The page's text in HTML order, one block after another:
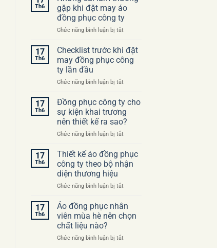
Th6
gặp khi đặt may áo
đồng phục công ty
Chức năng bình luận bị tắtở
sai
lầm
thường
khi
may
đồng
phục
công
17
Th6
Checklist trước khi đặt
may đồng phục công
ty lần đầu
Chức năng bình luận bị tắtở
trước
khi
đặt
may
đồng
công
ty
lần
17
Th6
Đồng phục công ty cho
sự kiện khai trương
nên thiết kế ra sao?
Chức năng bình luận bị tắtở
phục
công
ty
sự
khai
trương
nên
kế
17
Th6
Thiết kế áo đồng phục
công ty theo bộ nhận
diện thương hiệu
Chức năng bình luận bị tắtở
kế
áo
đồng
công
17
Th6
Áo đồng phục nhân
viên mùa hè nên chọn
chất liệu nào?
Chức năng bình luận bị tắtở